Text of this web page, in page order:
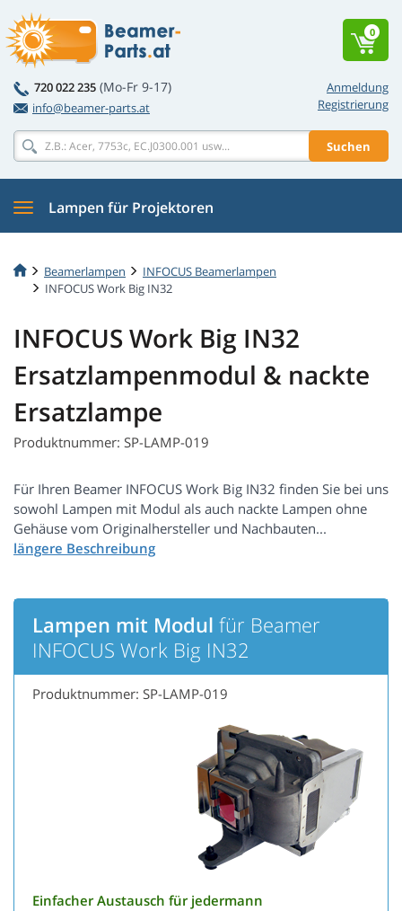
Anmeldung
Registrierung
720 022 235 (Mo-Fr 9-17)
info@beamer-parts.at
Suchen
0
Lampen für Projektoren
Beamerlampen
INFOCUS Beamerlampen
INFOCUS Work Big IN32
INFOCUS Work Big IN32
Ersatzlampenmodul & nackte
Ersatzlampe
Produktnummer: SP-LAMP-019
Für Ihren Beamer INFOCUS Work Big IN32 finden Sie bei uns
sowohl Lampen mit Modul als auch nackte Lampen ohne
Gehäuse vom Originalhersteller und Nachbauten...
Lampen mit Modul für Beamer
INFOCUS Work Big IN32
Produktnummer: SP-LAMP-019
Einfacher Austausch für jedermann